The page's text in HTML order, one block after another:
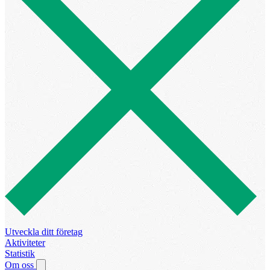
Utveckla ditt företag
Aktiviteter
Statistik
Om oss